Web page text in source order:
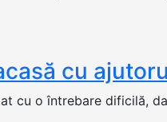
cu
cu o întrebare dificilă,